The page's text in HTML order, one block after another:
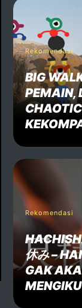
Rekomendasi
BIG
PEMAIN,
Rekomendasi
休み –
GAK